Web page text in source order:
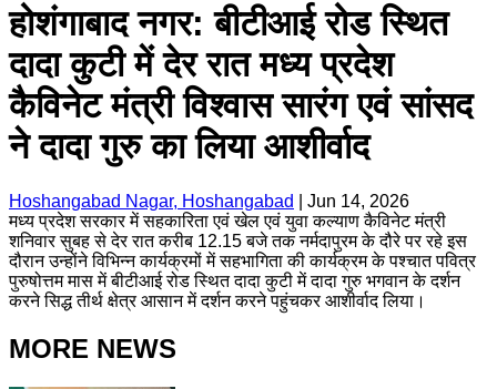
होशंगाबाद नगर: बीटीआई रोड स्थित
दादा कुटी में देर रात मध्य प्रदेश
कैविनेट मंत्री विश्वास सारंग एवं सांसद
ने दादा गुरु का लिया आशीर्वाद
Hoshangabad Nagar, Hoshangabad
Jun 14, 2026
मध्य प्रदेश सरकार में सहकारिता एवं खेल एवं युवा कल्याण कैविनेट मंत्री
शनिवार सुबह से देर रात करीब 12.15 बजे तक नर्मदापुरम के दौरे पर रहे इस
दौरान उन्होंने विभिन्न कार्यक्रमों में सहभागिता की कार्यक्रम के पश्चात पवित्र
पुरुषोत्तम मास में बीटीआई रोड स्थित दादा कुटी में दादा गुरु भगवान के दर्शन
करने सिद्ध तीर्थ क्षेत्र आसान में दर्शन करने पहुंचकर आशीर्वाद लिया।
MORE NEWS